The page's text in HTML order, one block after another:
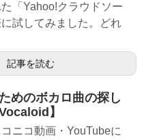
「Yahoo!クラウドソー
試してみました。どれ
記事を読む
めのボカロ曲の探し
】
ニコ動画・YouTubeに